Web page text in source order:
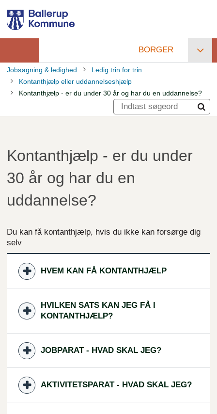
hovedindhold
Primær
navigation
BORGER
Brødkrumme
Jobsøgning & ledighed
Ledig trin for trin
Kontanthjælp eller uddannelseshjælp
Kontanthjælp - er du under 30 år og har du en uddannelse?
Kontanthjælp - er du under
30 år og har du en
uddannelse?
Du kan få kontanthjælp, hvis du ikke kan forsørge dig
selv
​HVEM KAN FÅ KONTANTHJÆLP
HVILKEN SATS KAN JEG FÅ I
KONTANTHJÆLP?
JOBPARAT - HVAD SKAL JEG?
AKTIVITETSPARAT - HVAD SKAL JEG?